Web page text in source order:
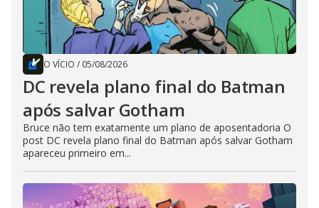
O VÍCIO / 05/08/2026
DC revela plano final do Batman
após salvar Gotham
Bruce não tem exatamente um plano de aposentadoria O
post DC revela plano final do Batman após salvar Gotham
apareceu primeiro em...